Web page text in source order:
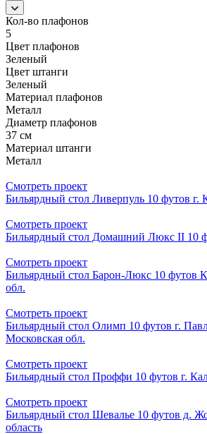
Кол-во плафонов
5
Цвет плафонов
Зеленый
Цвет штанги
Зеленый
Материал плафонов
Металл
Диаметр плафонов
37 см
Материал штанги
Металл
Смотреть проект
Бильярдный стол Ливерпуль 10 футов г.
Смотреть проект
Бильярдный стол Домашний Люкс II 10
Смотреть проект
Бильярдный стол Барон-Люкс 10 футов
обл.
Смотреть проект
Бильярдный стол Олимп 10 футов г.
Московская обл.
Смотреть проект
Бильярдный стол Проффи 10 футов г.
Смотреть проект
Бильярдный стол Шевалье 10 футов д.
область